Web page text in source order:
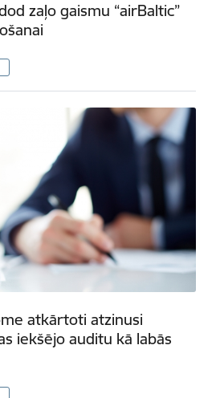
zaļo gaismu “airBaltic”
atkārtoti atzinusi
iekšējo auditu kā labās